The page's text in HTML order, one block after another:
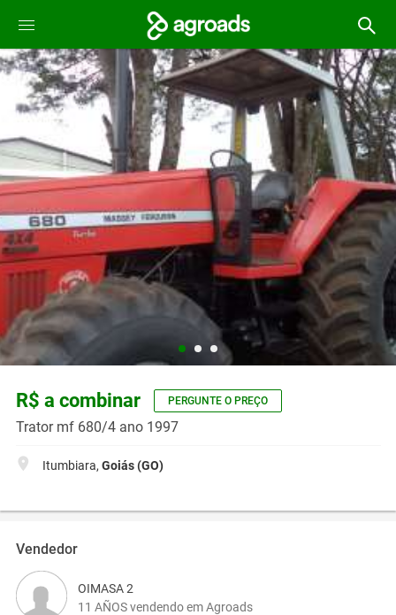
R$ a combinar PERGUNTE O PREÇO
Trator mf 680/4 ano 1997
Itumbiara, Goiás (GO)
Vendedor
OIMASA 2
11 AÑOS vendendo em Agroads